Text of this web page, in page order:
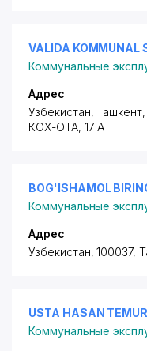
VALIDA
Коммунальные
Адрес
Узбекистан, Ташкент,
КОХ-ОТА, 17 А
BOG'ISHAMOL
Коммунальные
Адрес
Узбекистан, 100037,
USTA HASAN
Коммунальные